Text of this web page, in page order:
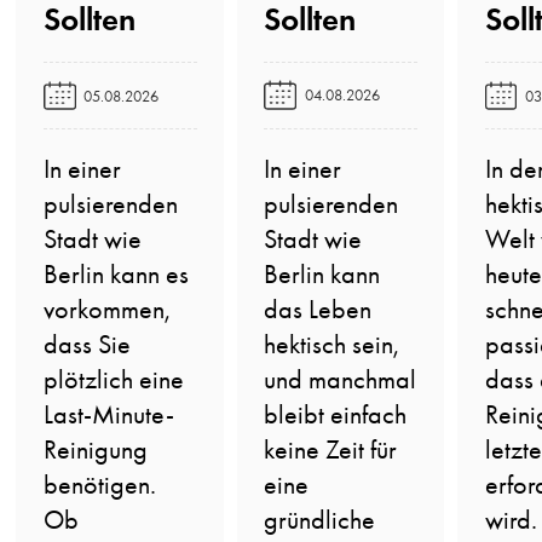
Sollten️
05.08.2026
In einer
pulsierenden
Stadt wie
Berlin kann es
vorkommen,
dass Sie
plötzlich eine
Last-Minute-
Reinigung
benötigen.
Ob
Sollten️
04.08.2026
In einer
pulsierenden
Stadt wie
Berlin kann
das Leben
hektisch sein,
und manchmal
bleibt einfach
keine Zeit für
eine
gründliche
In
Welt
dass